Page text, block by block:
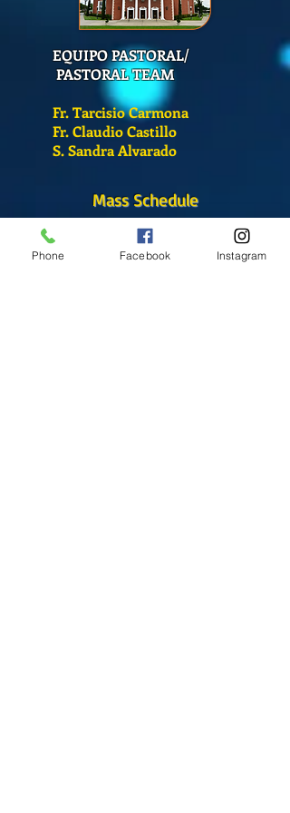
EQUIPO PASTORAL/
PASTORAL TEAM
Fr. Tarcisio Carmona
Fr. Claudio Castillo
S. Sandra Alvarado
Mass Schedule
Monday-Friday
12:00 pm(Chapel)
Phone Facebook Instagram